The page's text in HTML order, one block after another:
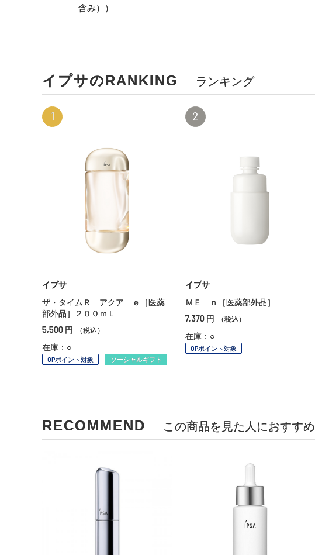
含み））
イプサのRANKING ランキング
1
イプサ
ザ・タイムＲ アクア ｅ［医薬
部外品］２００ｍＬ
5,500 円 （税込）
在庫：○
OPポイント対象 ソーシャルギフト
2
イプサ
ＭＥ ｎ［医薬部外品］
7,370 円 （税込）
在庫：○
OPポイント対象
RECOMMEND この商品を見た人におすすめ